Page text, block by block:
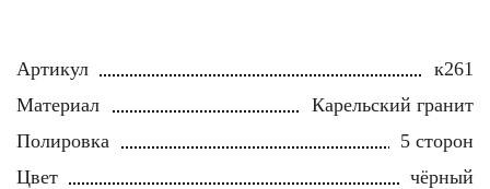
Артикул
к261
Материал
Карельский гранит
Полировка
5 сторон
Цвет
чёрный